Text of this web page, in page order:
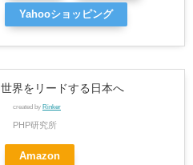
Yahooショッピング
世界をリードする日本へ
created by Rinker
PHP研究所
Amazon